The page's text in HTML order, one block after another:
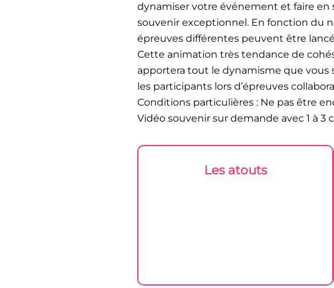
dynamiser votre événement et faire
souvenir exceptionnel. En fonction du
épreuves différentes peuvent être
Cette animation très tendance de
apportera tout le dynamisme que vous
les participants lors d’épreuves
Conditions particulières : Ne pas être
Vidéo souvenir sur demande avec 1 à 3
Les atouts